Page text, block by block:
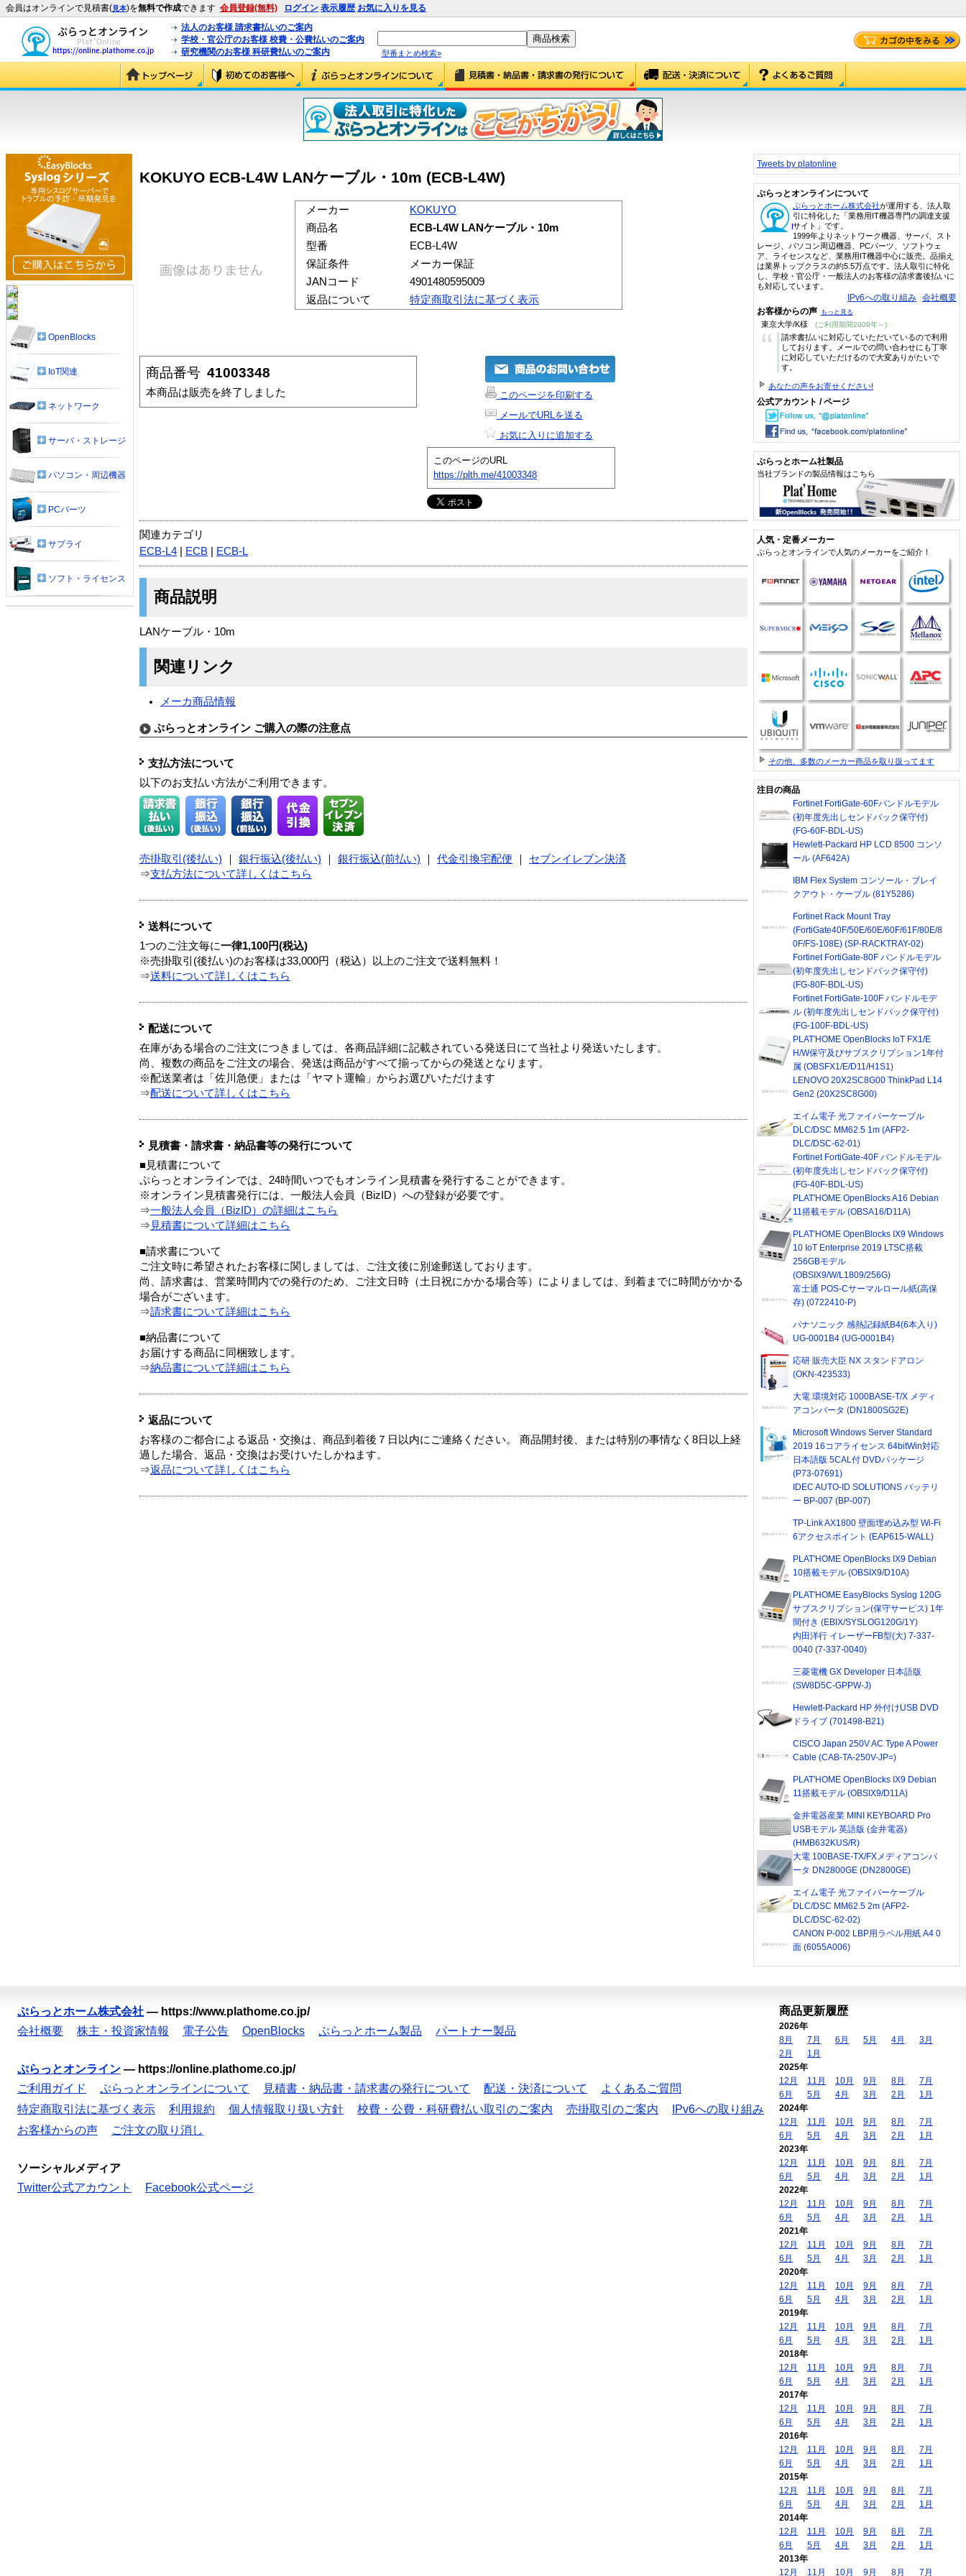
会員はオンラインで見積書(見本)を無料で作成できます 会員登録(無料) ログイン 表示履歴 お気に入りを見る
法人のお客様 請求書払いのご案内
学校・官公庁のお客様 校費・公費払いのご案内
研究機関のお客様 科研費払いのご案内
型番まとめ検索»
KOKUYO ECB-L4W LANケーブル・10m (ECB-L4W)
メーカー
KOKUYO
商品名
ECB-L4W LANケーブル・10m
型番
ECB-L4W
保証条件
メーカー保証
JANコード
4901480595009
返品について
特定商取引法に基づく表示
商品番号 41003348
本商品は販売を終了しました
このページを印刷する
メールでURLを送る
お気に入りに追加する
このページのURL
https://plth.me/41003348
関連カテゴリ
ECB-L4
ECB ECB-L
商品説明
LANケーブル・10m
関連リンク
メーカ商品情報
ぷらっとオンライン ご購入の際の注意点
支払方法について
以下のお支払い方法がご利用できます。
売掛取引(後払い) 銀行振込(後払い) 銀行振込(前払い) 代金引換宅配便
セブンイレブン決済
⇒支払方法について詳しくはこちら
送料について
1つのご注文毎に一律1,100円(税込)
※売掛取引(後払い)のお客様は33,000円（税込）以上のご注文で送料無料！
⇒送料について詳しくはこちら
配送について
在庫がある場合のご注文につきましては、各商品詳細に記載されている発送日にて当社より発送いたします。
尚、複数の商品をご注文の場合、発送は商品がすべて揃ってからの発送となります。
※配送業者は「佐川急便」または「ヤマト運輸」からお選びいただけます
⇒配送について詳しくはこちら
見積書・請求書・納品書等の発行について
■見積書について
ぷらっとオンラインでは、24時間いつでもオンライン見積書を発行することができます。
※オンライン見積書発行には、一般法人会員（BizID）への登録が必要です。
⇒一般法人会員（BizID）の詳細はこちら
⇒ 見積書について詳細はこちら
■請求書について
ご注文時に希望されたお客様に関しましては、ご注文後に別途郵送しております。
尚、請求書は、営業時間内での発行のため、ご注文日時（土日祝にかかる場合等）によりましては、到着までに時間がかかる
場合がございます。
⇒請求書について詳細はこちら
■納品書について
お届けする商品に同梱致します。
⇒納品書について詳細はこちら
返品について
お客様のご都合による返品・交換は、商品到着後７日以内にご連絡ください。 商品開封後、または特別の事情なく8日以上経
過した場合、返品・交換はお受けいたしかねます。
⇒返品について詳しくはこちら
OpenBlocks
IoT関連
ネットワーク
サーバ・ストレージ
パソコン・周辺機器
PCパーツ
サプライ
ソフト・ライセンス
Tweets by platonline
ぷらっとオンラインについて
ぷらっとホーム株式会社が運用する、法人取
引に特化した「業務用IT機器専門の調達支援
サイト」です。
1999年よりネットワーク機器、サーバ、スト
レージ、パソコン周辺機器、PCパーツ、ソフトウェ
ア、ライセンスなど、業務用IT機器中心に販売。品揃え
は業界トップクラスの約5.5万点です。法人取引に特化
し、学校・官公庁・一般法人のお客様の請求書後払いに
も対応しています。
IPv6への取り組み 会社概要
お客様からの声 もっと見る
東京大学/K様 (ご利用期間2009年～)
“
請求書払いに対応していただいているので利用
しております。メールでの問い合わせにも丁寧
に対応していただけるので大変ありがたいで
す。
あなたの声をお寄せください!
公式アカウント / ページ
ぷらっとホーム社製品
当社ブランドの製品情報はこちら
人気・定番メーカー
ぷらっとオンラインで人気のメーカーをご紹介！
その他、多数のメーカー商品を取り扱ってます
注目の商品
Fortinet FortiGate-60Fバンドルモデル
(初年度先出しセンドバック保守付)
(FG-60F-BDL-US)
Hewlett-Packard HP LCD 8500 コンソ
ール (AF642A)
IBM Flex System コンソール・ブレイ
クアウト・ケーブル (81Y5286)
Fortinet Rack Mount Tray
(FortiGate40F/50E/60E/60F/61F/80E/8
0F/FS-108E) (SP-RACKTRAY-02)
Fortinet FortiGate-80F バンドルモデル
(初年度先出しセンドバック保守付)
(FG-80F-BDL-US)
Fortinet FortiGate-100F バンドルモデ
ル (初年度先出しセンドバック保守付)
(FG-100F-BDL-US)
PLAT'HOME OpenBlocks IoT FX1/E
H/W保守及びサブスクリプション1年付
属 (OBSFX1/E/D11/H1S1)
LENOVO 20X2SC8G00 ThinkPad L14
Gen2 (20X2SC8G00)
エイム電子 光ファイバーケーブル
DLC/DSC MM62.5 1m (AFP2-
DLC/DSC-62-01)
Fortinet FortiGate-40F バンドルモデル
(初年度先出しセンドバック保守付)
(FG-40F-BDL-US)
PLAT'HOME OpenBlocks A16 Debian
11搭載モデル (OBSA16/D11A)
PLAT'HOME OpenBlocks IX9 Windows
10 IoT Enterprise 2019 LTSC搭載
256GBモデル
(OBSIX9/W/L1809/256G)
富士通 POS-Cサーマルロール紙(高保
存) (0722410-P)
パナソニック 感熱記録紙B4(6本入り)
UG-0001B4 (UG-0001B4)
応研 販売大臣 NX スタンドアロン
(OKN-423533)
大電 環境対応 1000BASE-T/X メディ
アコンバータ (DN1800SG2E)
Microsoft Windows Server Standard
2019 16コアライセンス 64bitWin対応
日本語版 5CAL付 DVDパッケージ
(P73-07691)
IDEC AUTO-ID SOLUTIONS バッテリ
ー BP-007 (BP-007)
TP-Link AX1800 壁面埋め込み型 Wi-Fi
6アクセスポイント (EAP615-WALL)
PLAT'HOME OpenBlocks IX9 Debian
10搭載モデル (OBSIX9/D10A)
PLAT'HOME EasyBlocks Syslog 120G
サブスクリプション(保守サービス) 1年
間付き (EBIX/SYSLOG120G/1Y)
内田洋行 イレーザーFB型(大) 7-337-
0040 (7-337-0040)
三菱電機 GX Developer 日本語版
(SW8D5C-GPPW-J)
Hewlett-Packard HP 外付けUSB DVD
ドライブ (701498-B21)
CISCO Japan 250V AC Type A Power
Cable (CAB-TA-250V-JP=)
PLAT'HOME OpenBlocks IX9 Debian
11搭載モデル (OBSIX9/D11A)
金井電器産業 MINI KEYBOARD Pro
USBモデル 英語版 (金井電器)
(HMB632KUS/R)
大電 100BASE-TX/FXメディアコンバ
ータ DN2800GE (DN2800GE)
エイム電子 光ファイバーケーブル
DLC/DSC MM62.5 2m (AFP2-
DLC/DSC-62-02)
CANON P-002 LBP用ラベル用紙 A4 0
面 (6055A006)
ぷらっとホーム株式会社 — https://www.plathome.co.jp/
会社概要
株主・投資家情報 電子公告 OpenBlocks ぷらっとホーム製品 パートナー製品
ぷらっとオンライン — https://online.plathome.co.jp/
ご利用ガイド
ぷらっとオンラインについて 見積書・納品書・請求書の発行について 配送・決済について
よくあるご質問
特定商取引法に基づく表示
利用規約 個人情報取り扱い方針 校費・公費・科研費払い取引のご案内 売掛取引のご案内
IPv6への取り組み
お客様からの声
ご注文の取り消し
ソーシャルメディア
Twitter公式アカウント
Facebook公式ページ
商品更新履歴
2026年
8月
7月 6月 5月 4月
3月
2月
1月
2025年
12月
11月 10月 9月 8月
7月
6月
5月 4月 3月 2月
1月
2024年
12月
11月 10月 9月 8月
7月
6月
5月 4月 3月 2月
1月
2023年
12月
11月 10月 9月 8月
7月
6月
5月 4月 3月 2月
1月
2022年
12月
11月 10月 9月 8月
7月
6月
5月 4月 3月 2月
1月
2021年
12月
11月 10月 9月 8月
7月
6月
5月 4月 3月 2月
1月
2020年
12月
11月 10月 9月 8月
7月
6月
5月 4月 3月 2月
1月
2019年
12月
11月 10月 9月 8月
7月
6月
5月 4月 3月 2月
1月
2018年
12月
11月 10月 9月 8月
7月
6月
5月 4月 3月 2月
1月
2017年
12月
11月 10月 9月 8月
7月
6月
5月 4月 3月 2月
1月
2016年
12月
11月 10月 9月 8月
7月
6月
5月 4月 3月 2月
1月
2015年
12月
11月 10月 9月 8月
7月
6月
5月 4月 3月 2月
1月
2014年
12月
11月 10月 9月 8月
7月
6月
5月 4月 3月 2月
1月
2013年
12月
11月 10月 9月 8月 7月